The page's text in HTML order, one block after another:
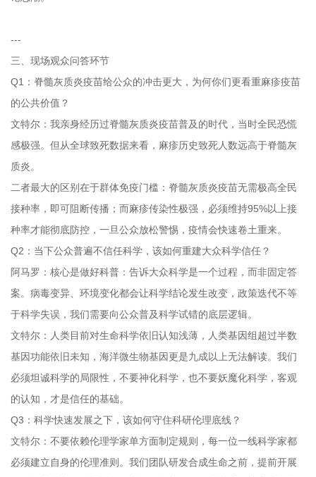
---
三、现场观众问答环节
Q1：脊髓灰质炎疫苗给公众的冲击更大，为何你们更看重麻疹疫苗
的公共价值？
文特尔：我亲身经历过脊髓灰质炎疫苗普及的时代，当时全民恐慌
感极强。但从全球致死数据来看，麻疹历史致死人数远高于脊髓灰
质炎。
二者最大的区别在于群体免疫门槛：脊髓灰质炎疫苗无需极高全民
接种率，即可阻断传播；而麻疹传染性极强，必须维持95%以上接
种率才能彻底防控，一旦公众放松警惕，疫情会快速卷土重来。
Q2：当下公众普遍不信任科学，该如何重建大众科学信任？
阿马罗：核心是做好科普：告诉大众科学是一个过程，而非固定答
案。病毒变异、环境变化都会让科学结论发生改变，政策迭代不等
于科学失误，我们需要向公众普及科学试错的底层逻辑。
文特尔：人类目前对生命科学依旧认知浅薄，人类基因组超过半数
基因功能依旧未知，海洋微生物基因更是九成以上无法解读。我们
必须坦诚科学的局限性，不要神化科学，也不要妖魔化科学，客观
的认知，才是信任的基础。
Q3：科学快速发展之下，该如何守住科研伦理底线？
文特尔：不要依赖伦理学家单方面制定规则，每一位一线科学家都
必须建立自身的伦理准则。我们团队研发合成生命之前，提前开展